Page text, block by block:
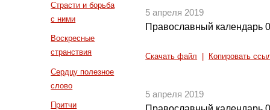
Страсти и борьба
с ними
Воскресные
странствия
Сердцу полезное
слово
Притчи
5 апреля 2019
Православный календарь
Скачать файл Копировать
5 апреля 2019